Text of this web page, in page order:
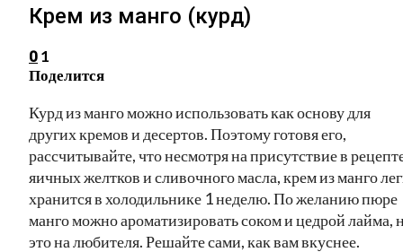
Крем из манго (курд)
0 1
Поделится
Курд из манго можно использовать как основу для
других кремов и десертов. Поэтому готовя его,
рассчитывайте, что несмотря на присутствие в
яичных желтков и сливочного масла, крем из манго
хранится в холодильнике 1 неделю. По желанию пюре
манго можно ароматизировать соком и цедрой лайма,
это на любителя. Решайте сами, как вам вкуснее.